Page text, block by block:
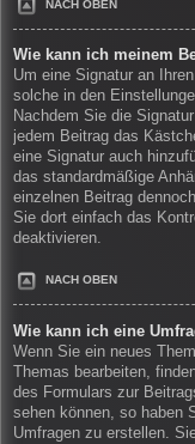
NACH OBEN
Wie kann ich meinem
Um eine Signatur an
solche in den
Nachdem Sie die
jedem Beitrag das
eine Signatur auch
das standardmäßige
einzelnen Beitrag
Sie dort einfach das
deaktivieren.
NACH OBEN
Wie kann ich eine
Wenn Sie ein neues
Themas bearbeiten,
des Formulars zur
sehen können, so haben
Umfragen zu erstellen.